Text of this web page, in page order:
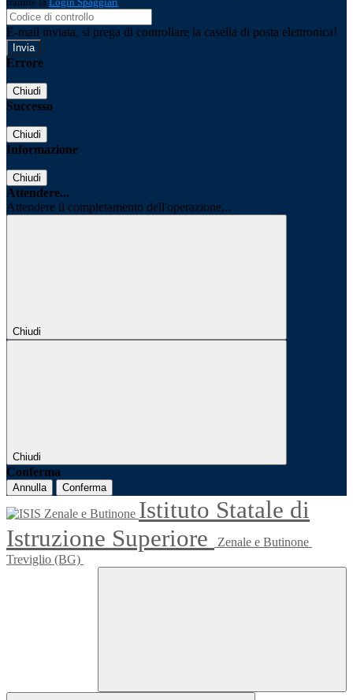
E-mail inviata, si prega di controllare la casella di posta elettronica!
Errore
Chiudi
Successo
Chiudi
Informazione
Chiudi
Attendere...
Attendere il completamento dell'operazione...
Chiudi
Chiudi
Conferma
Annulla Conferma
Istituto Statale di
Istruzione Superiore
Zenale e Butinone
Treviglio (BG)